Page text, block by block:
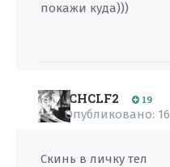
покажи куда)))
CHCLF2 19
Опубликовано:
Скинь в личку тел